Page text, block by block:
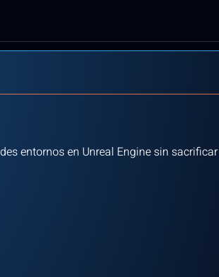
entornos en Unreal Engine sin